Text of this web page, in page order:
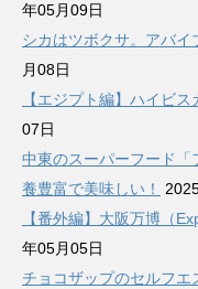
年05月09日
シカはツボクサ。アバイ
月08日
【エジプト編】ハイビ
07日
中東のスーパーフード
養豊富で美味しい！
【番外編】大阪万博（
年05月05日
チョコザップのセルフエ